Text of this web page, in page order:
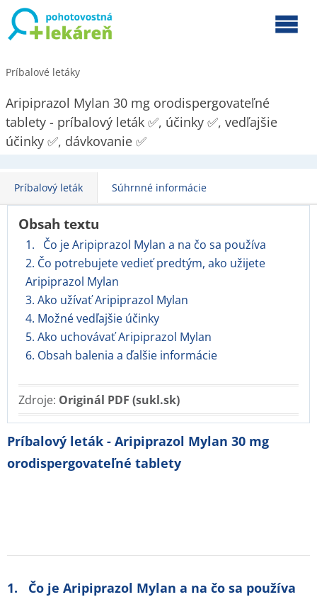
Príbalové letáky
Aripiprazol Mylan 30 mg orodispergovateľné
tablety - príbalový leták ✅, účinky ✅, vedľajšie
účinky ✅, dávkovanie ✅
Príbalový leták Súhrnné informácie
Obsah textu
1. Čo je Aripiprazol Mylan a na čo sa používa
2. Čo potrebujete vedieť predtým, ako užijete
Aripiprazol Mylan
3. Ako užívať Aripiprazol Mylan
4. Možné vedľajšie účinky
5. Ako uchovávať Aripiprazol Mylan
6. Obsah balenia a ďalšie informácie
Zdroje: Originál PDF (sukl.sk)
Príbalový leták - Aripiprazol Mylan 30 mg
orodispergovateľné tablety
1. Čo je Aripiprazol Mylan a na čo sa používa